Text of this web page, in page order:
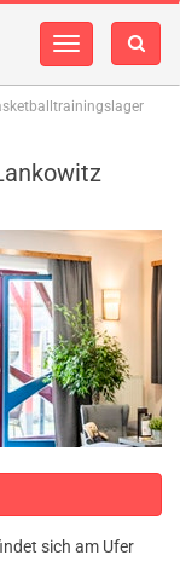
Navigation
sich am Ufer